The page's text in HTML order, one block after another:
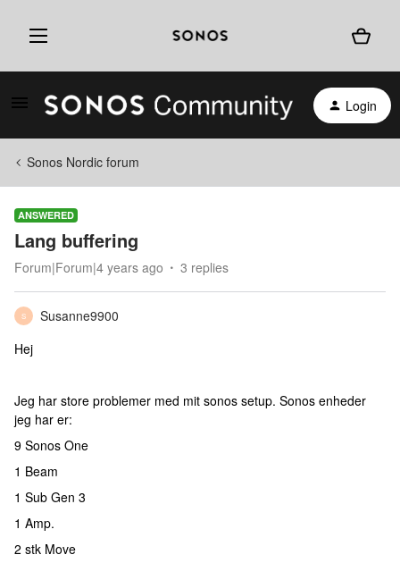
Login
Sonos Nordic forum
ANSWERED
Lang buffering
Forum|Forum|4 years ago 3 replies
S
Susanne9900
Hej
Jeg har store problemer med mit sonos setup. Sonos enheder
jeg har er:
9 Sonos One
1 Beam
1 Sub Gen 3
1 Amp.
2 stk Move